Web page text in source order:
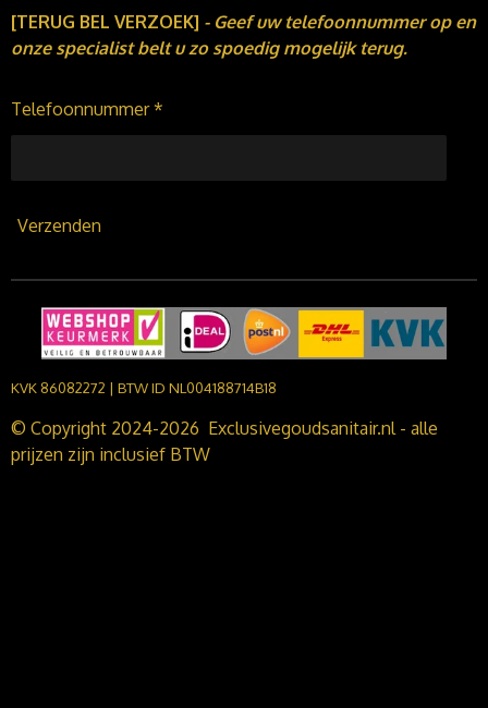
[TERUG BEL VERZOEK] - Geef uw telefoonnummer op en
onze specialist belt u zo spoedig mogelijk terug.
Telefoonnummer *
Verzenden
KVK 86082272 | BTW ID NL004188714B18
© Copyright 2024-2026 Exclusivegoudsanitair.nl - alle
prijzen zijn inclusief BTW